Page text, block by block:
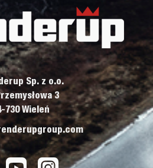
Sp. z o.o.
3
730 Wieleń